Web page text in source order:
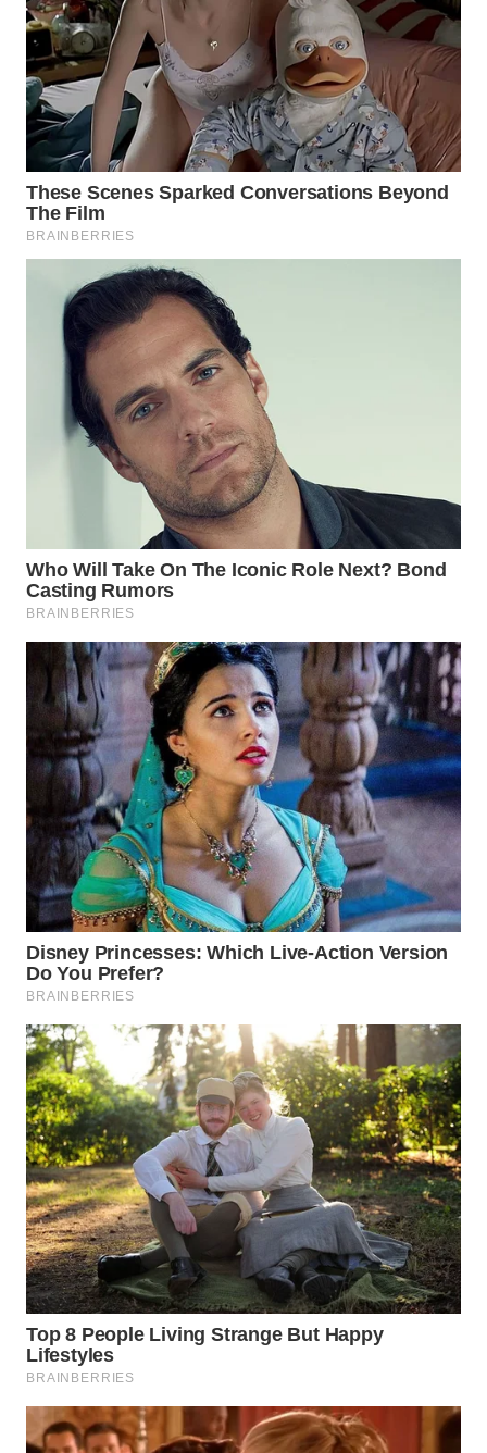
WN
INDRAMAYU
KUNINGAN
MAJALENGKA
WN
SUBANG
WN
SUKABUMI
WN
PURWAKARTA
TIMUR
WN
WN
SOLO
WN
BOROBUDUR
WN
MADURA
WN
SURABAYA
WN
NATUNA
WN
BINTAN
WN
MANDALIKA
WN
LIKUPANG
WN
LABUANBAJO
WN
BORNEO